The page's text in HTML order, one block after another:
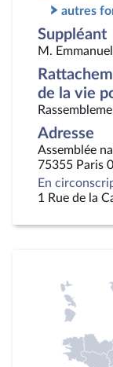
autres
Suppléant
M.
de la vie
Adresse
Assemblée
75355 Paris
En
1 Rue de la